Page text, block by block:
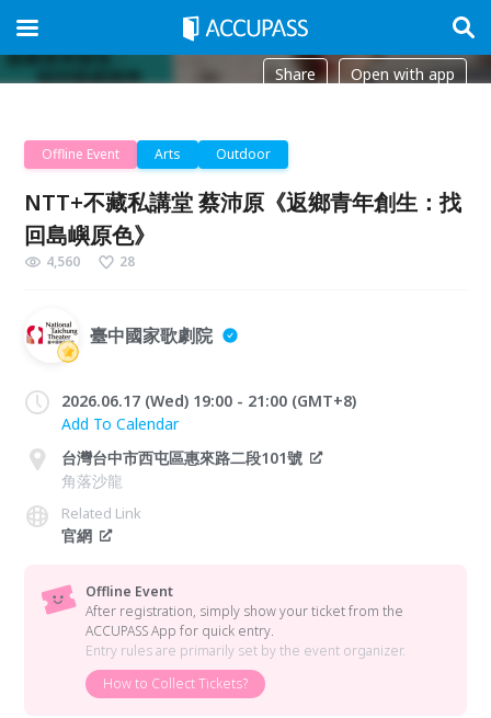
Share Open with app
Offline Event Arts Outdoor
NTT+不藏私講堂 蔡沛原《返鄉青年創生：找
回島嶼原色》
4,560 28
臺中國家歌劇院
2026.06.17 (Wed) 19:00 - 21:00 (GMT+8)
Add To Calendar
台灣台中市西屯區惠來路二段101號
角落沙龍
Related Link
官網
Offline Event
After registration, simply show your ticket from the
ACCUPASS App for quick entry.
Entry rules are primarily set by the event organizer.
How to Collect Tickets?